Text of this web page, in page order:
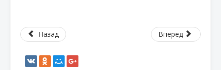
Назад Вперед